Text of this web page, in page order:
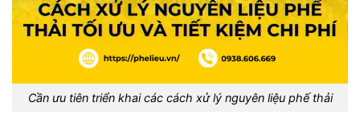
Cần ưu tiên triển khai các cách xử lý nguyên liệu phế thải